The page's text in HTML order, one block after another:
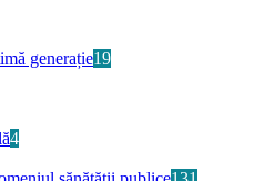
generație19
4